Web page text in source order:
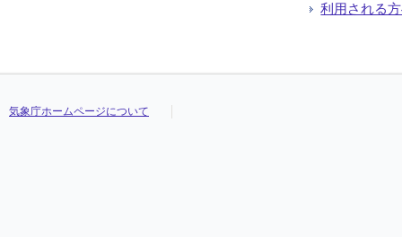
利用される
気象庁ホームページについて